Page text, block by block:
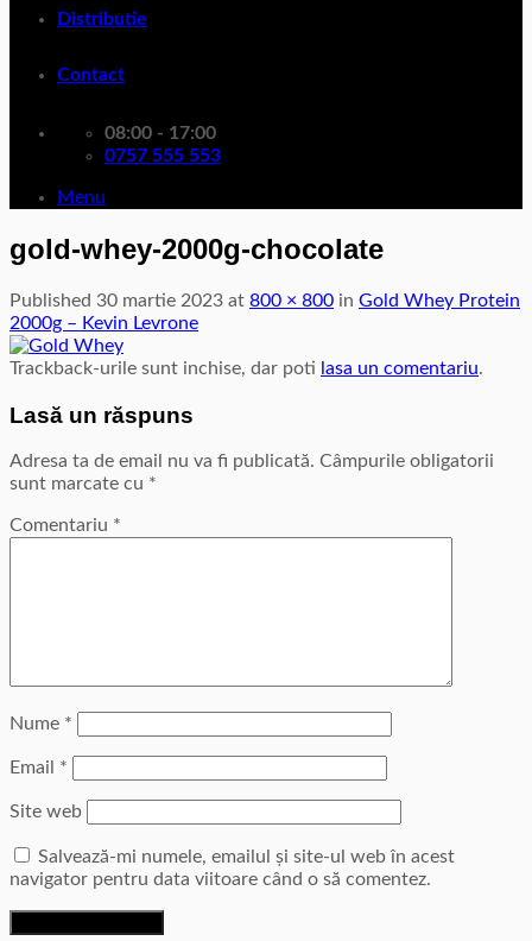
Distributie
Contact
08:00 - 17:00
0757 555 553
Menu
gold-whey-2000g-chocolate
Published 30 martie 2023 at 800 × 800 in Gold Whey Protein
2000g – Kevin Levrone
Trackback-urile sunt inchise, dar poti lasa un comentariu.
Lasă un răspuns
Adresa ta de email nu va fi publicată. Câmpurile obligatorii
sunt marcate cu *
Comentariu *
Nume *
Email *
Site web
Salvează-mi numele, emailul și site-ul web în acest
navigator pentru data viitoare când o să comentez.